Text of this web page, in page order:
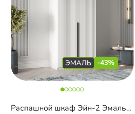
-43%
Распашной шкаф Эйн-2 Эмаль Декор 2